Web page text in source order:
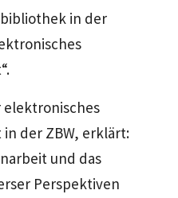
in der
elektronisches
in der ZBW, erklärt:
und das
Perspektiven